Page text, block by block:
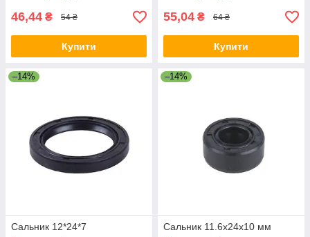
46,44 ₴ 54 ₴
Купити
55,04 ₴ 64 ₴
Купити
–14%
Сальник 12*24*7
–14%
Сальник 11.6x24x10 мм